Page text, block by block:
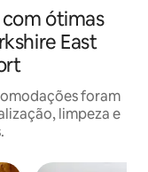
ótimas
East
foram
limpeza e